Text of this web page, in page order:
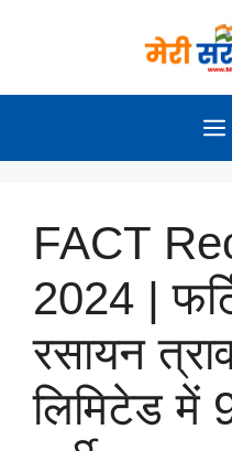
FACT
2024 |
रसायन
लिमिटेड में